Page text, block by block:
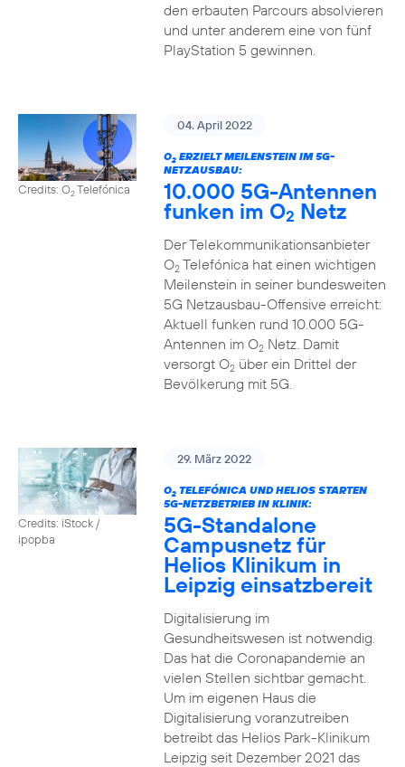
den erbauten Parcours absolvieren
und unter anderem eine von fünf
PlayStation 5 gewinnen.
Credits: O2Telefónica
04. April 2022
O2ERZIELT MEILENSTEIN IM 5G-
NETZAUSBAU:
10.000 5G-Antennen
funken im O2 Netz
Der Telekommunikationsanbieter
O2Telefónica hat einen wichtigen
Meilenstein in seiner bundesweiten
5G Netzausbau-Offensive erreicht:
Aktuell funken rund 10.000 5G-
Antennen im O2Netz. Damit
versorgt O2über ein Drittel der
Bevölkerung mit 5G.
Credits: iStock /
ipopba
29. März 2022
O2TELEFÓNICA UND HELIOS STARTEN
5G-NETZBETRIEB IN KLINIK:
5G-Standalone
Campusnetz für
Helios Klinikum in
Leipzig einsatzbereit
Digitalisierung im
Gesundheitswesen ist notwendig.
Das hat die Coronapandemie an
vielen Stellen sichtbar gemacht.
Um im eigenen Haus die
Digitalisierung voranzutreiben
betreibt das Helios Park-Klinikum
Leipzig seit Dezember 2021 das